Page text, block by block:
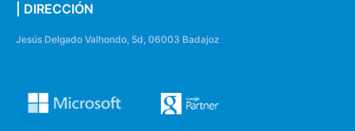
| DIRECCIÓN
Jesús Delgado Valhondo, 5d, 06003 Badajoz